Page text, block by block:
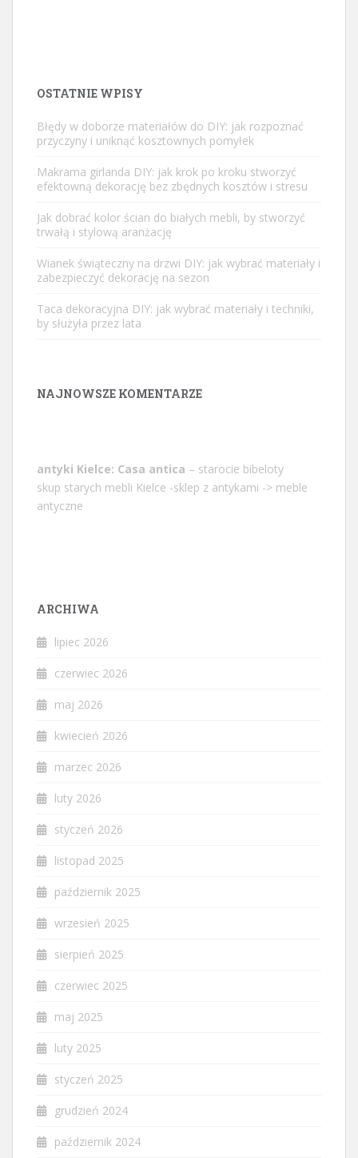
OSTATNIE WPISY
Błędy w doborze materiałów do DIY: jak rozpoznać
przyczyny i uniknąć kosztownych pomyłek
Makrama girlanda DIY: jak krok po kroku stworzyć
efektowną dekorację bez zbędnych kosztów i stresu
Jak dobrać kolor ścian do białych mebli, by stworzyć
trwałą i stylową aranżację
Wianek świąteczny na drzwi DIY: jak wybrać materiały i
zabezpieczyć dekorację na sezon
Taca dekoracyjna DIY: jak wybrać materiały i techniki,
by służyła przez lata
NAJNOWSZE KOMENTARZE
antyki Kielce: Casa antica – starocie bibeloty
skup starych mebli Kielce -sklep z antykami -> meble
antyczne
ARCHIWA
lipiec 2026
czerwiec 2026
maj 2026
kwiecień 2026
marzec 2026
luty 2026
styczeń 2026
listopad 2025
październik 2025
wrzesień 2025
sierpień 2025
czerwiec 2025
maj 2025
luty 2025
styczeń 2025
grudzień 2024
październik 2024